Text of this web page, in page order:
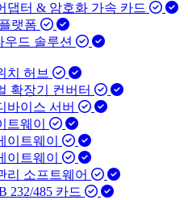
댑터 & 암호화 가속 카드
랫폼
우드 솔루션
치 허브
확장기 컨버터
바이스 서버
트웨이
이트웨이
이트웨이
리 소프트웨어
232/485 카드